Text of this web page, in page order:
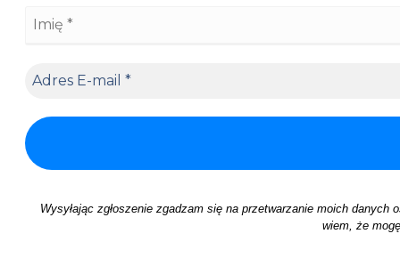
Wysyłając zgłoszenie zgadzam się na przetwarzanie moich
wiem, że